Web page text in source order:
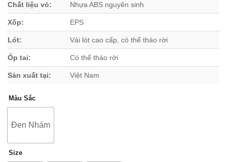
Chất liệu vỏ: Nhựa ABS nguyên sinh
Xốp: EPS
Lót: Vải lót cao cấp, có thể tháo rời
Ốp tai: Có thể tháo rời
Sản xuất tại: Việt Nam
Màu Sắc
Đen Nhám
Size